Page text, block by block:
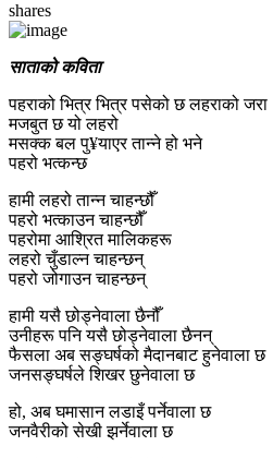
shares
साताको कविता
पहराको भित्र भित्र पसेको छ लहराको जरा
मजबुत छ यो लहरो
मसक्क बल पु¥याएर तान्ने हो भने
पहरो भत्कन्छ
हामी लहरो तान्न चाहन्छौँ
पहरो भत्काउन चाहन्छौँ
पहरोमा आश्रित मालिकहरू
लहरो चुँडाल्न चाहन्छन्
पहरो जोगाउन चाहन्छन्
हामी यसै छोड्नेवाला छैनौँ
उनीहरू पनि यसै छोड्नेवाला छैनन्
फैसला अब सङ्घर्षको मैदानबाट हुनेवाला छ
जनसङ्घर्षले शिखर छुनेवाला छ
हो, अब घमासान लडाइँ पर्नेवाला छ
जनवैरीको सेखी झर्नेवाला छ